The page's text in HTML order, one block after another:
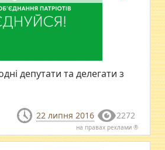
депутати та делегати з
22 липня 2016 2272
на правах реклами ®